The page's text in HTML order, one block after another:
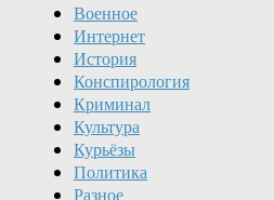
Военное
Интернет
История
Конспирология
Криминал
Культура
Курьёзы
Политика
Разное